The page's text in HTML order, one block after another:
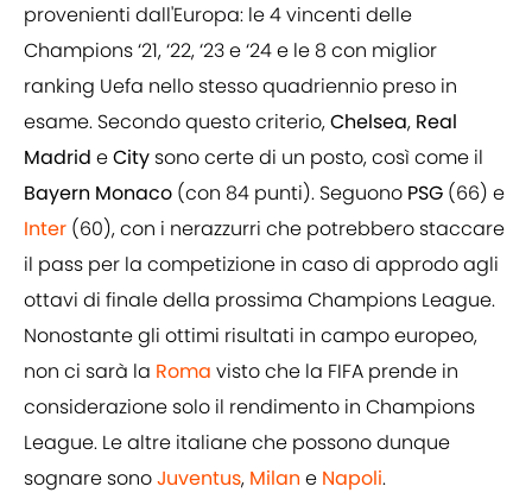
provenienti dall'Europa: le 4 vincenti delle
Champions ‘21, ‘22, ‘23 e ‘24 e le 8 con miglior
ranking Uefa nello stesso quadriennio preso in
esame. Secondo questo criterio,Chelsea, Real
Madrid eCity sono certe di un posto, così come il
Bayern Monaco (con 84 punti). Seguono PSG (66) e
Inter (60), con i nerazzurri che potrebbero staccare
il pass per la competizione in caso di approdo agli
ottavi di finale della prossima Champions League.
Nonostante gli ottimi risultati in campo europeo,
non ci sarà la Roma visto che la FIFA prende in
considerazione solo il rendimento in Champions
League. Le altre italiane che possono dunque
sognare sonoJuventus, Milan e Napoli.